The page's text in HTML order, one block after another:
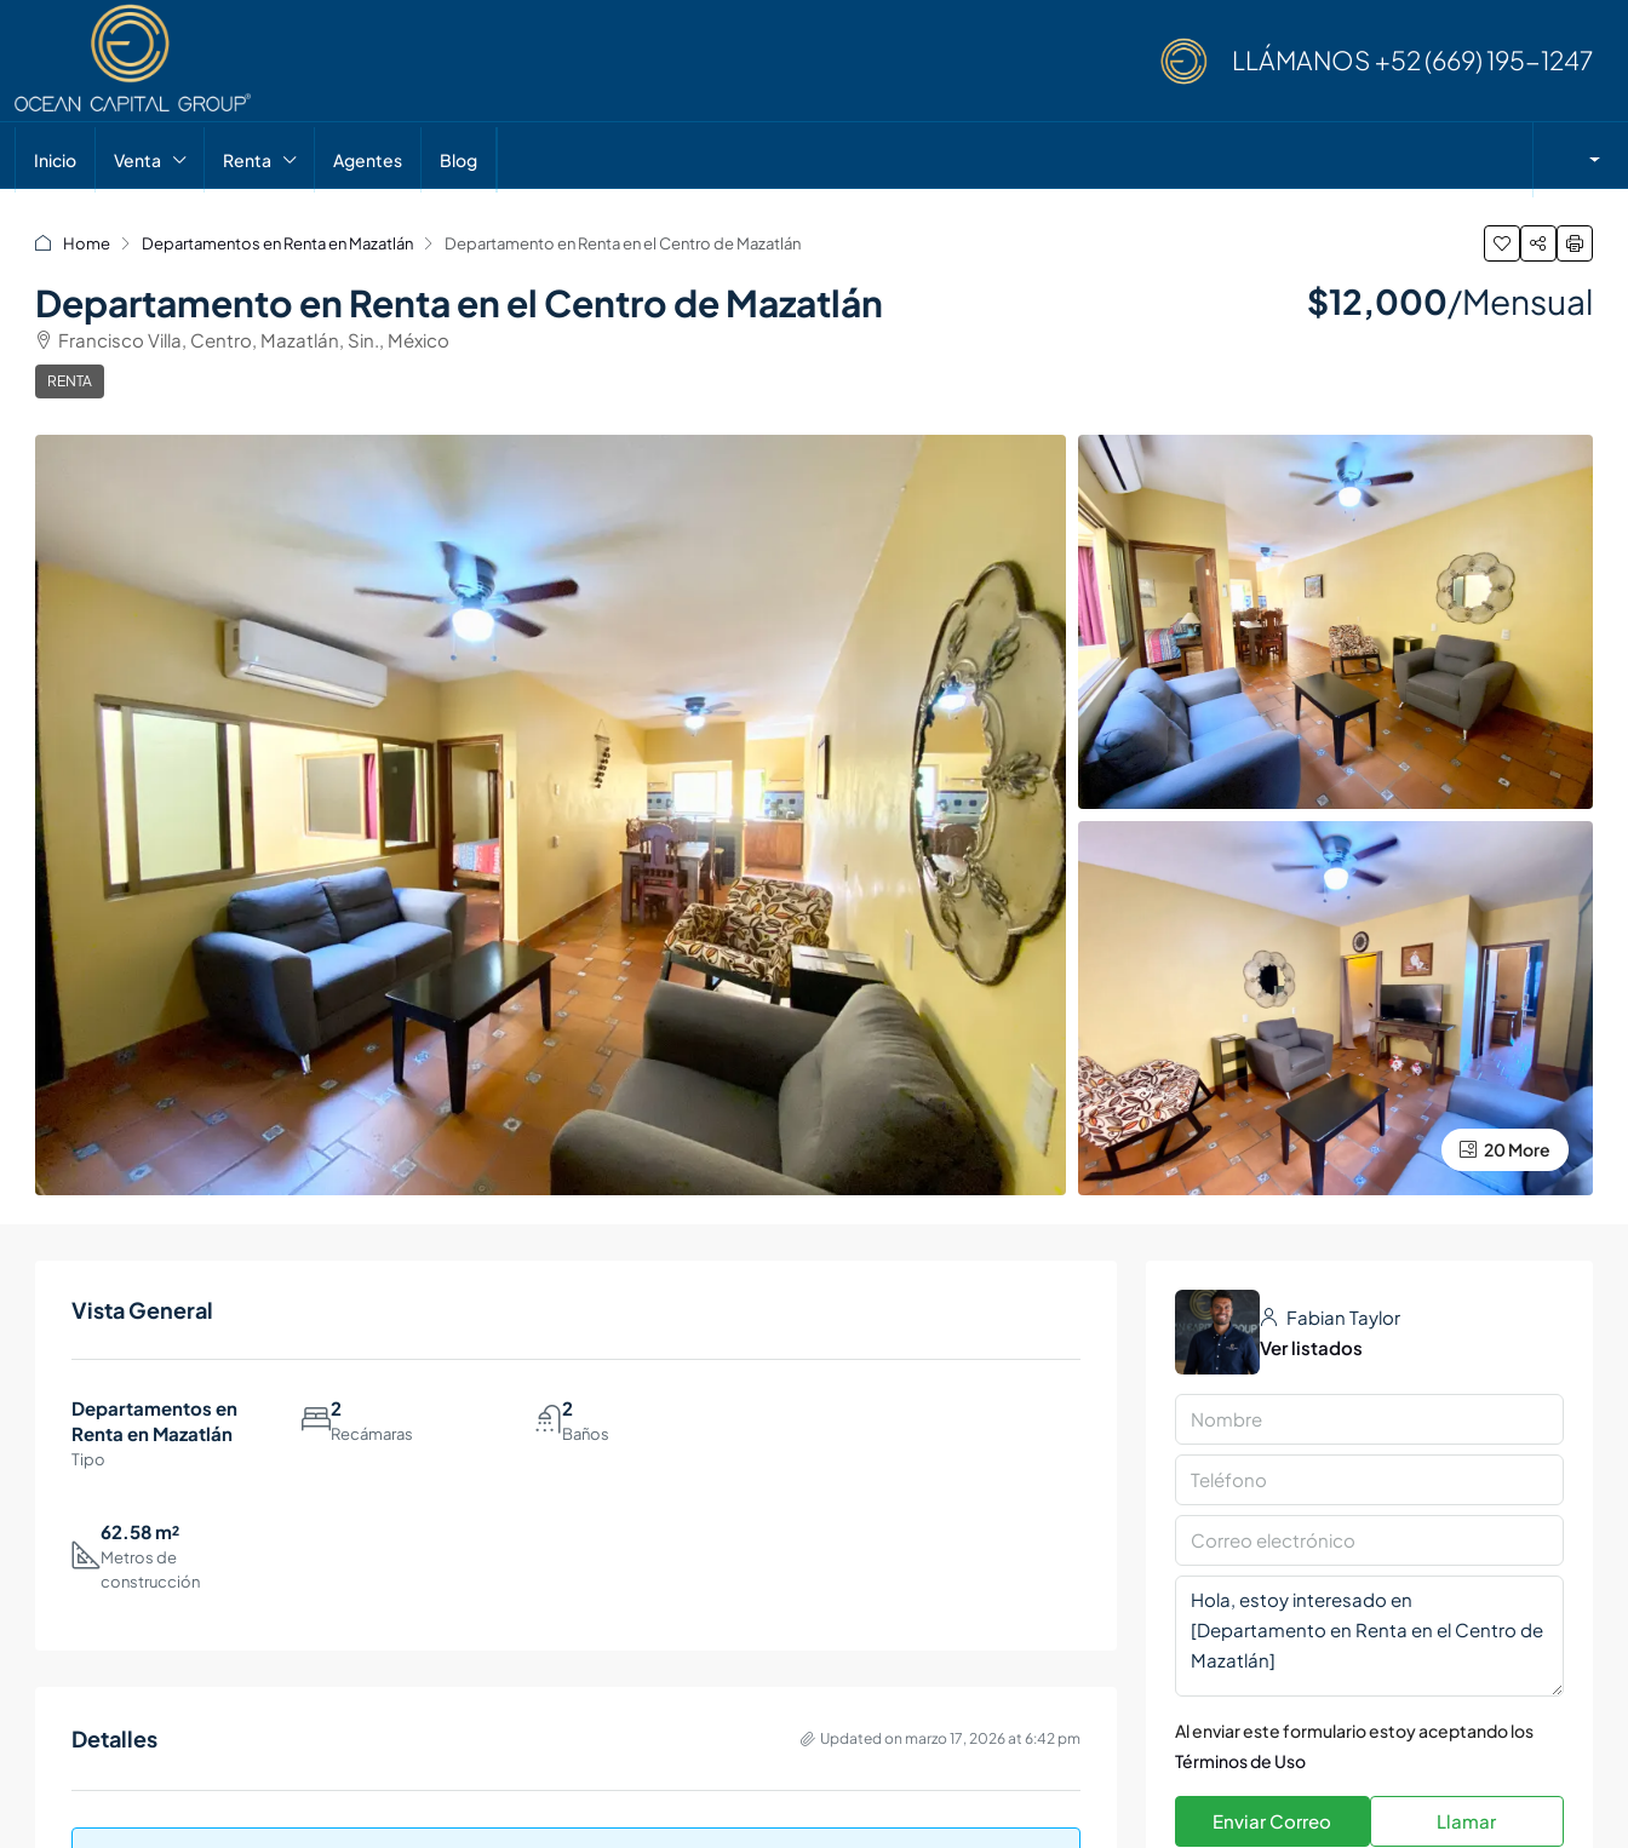
LLÁMANOS +52 (669) 195-1247
Inicio Venta Renta Agentes Blog
Home Departamentos en Renta en Mazatlán Departamento en Renta en el Centro de Mazatlán
Departamento en Renta en el Centro de Mazatlán
Francisco Villa, Centro, Mazatlán, Sin., México
RENTA
$12,000/Mensual
20 More
Vista General
Departamentos en
Renta en Mazatlán
Tipo
2
Recámaras
2
Baños
62.58 m²
Metros de
construcción
Detalles Updated on marzo 17, 2026 at 6:42 pm
Fabian Taylor
Ver listados
Al enviar este formulario estoy aceptando los
Términos de Uso
Enviar Correo Llamar